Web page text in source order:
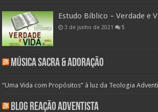
Estudo Bíblico – Verdade e
3 de junho de 2021 5
Música Sacra & Adoração
“Uma Vida com Propósitos” à luz da Teologia
Blog Reação Adventista